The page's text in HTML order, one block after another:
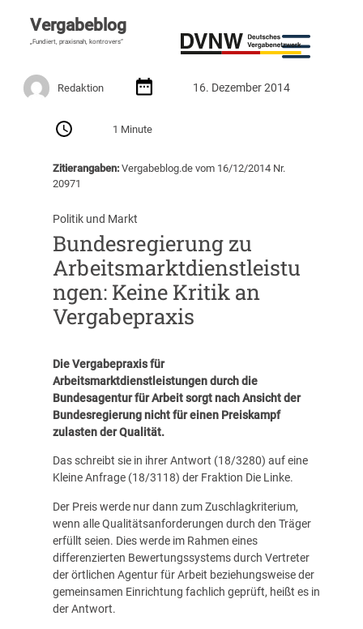
Vergabeblog
„Fundiert, praxisnah, kontrovers“
Redaktion 16. Dezember 2014
1 Minute
Zitierangaben:Vergabeblog.de vom 16/12/2014 Nr.
20971
Politik und Markt
Bundesregierung zu
Arbeitsmarktdienstleistu
ngen: Keine Kritik an
Vergabepraxis
Die Vergabepraxis für
Arbeitsmarktdienstleistungen durch die
Bundesagentur für Arbeit sorgt nach Ansicht der
Bundesregierung nicht für einen Preiskampf
zulasten der Qualität.
Das schreibt sie in ihrer Antwort (18/3280) auf eine
Kleine Anfrage (18/3118) der Fraktion Die Linke.
Der Preis werde nur dann zum Zuschlagkriterium,
wenn alle Qualitätsanforderungen durch den Träger
erfüllt seien. Dies werde im Rahmen eines
differenzierten Bewertungssystems durch Vertreter
der örtlichen Agentur für Arbeit beziehungsweise der
gemeinsamen Einrichtung fachlich geprüft, heißt es in
der Antwort.